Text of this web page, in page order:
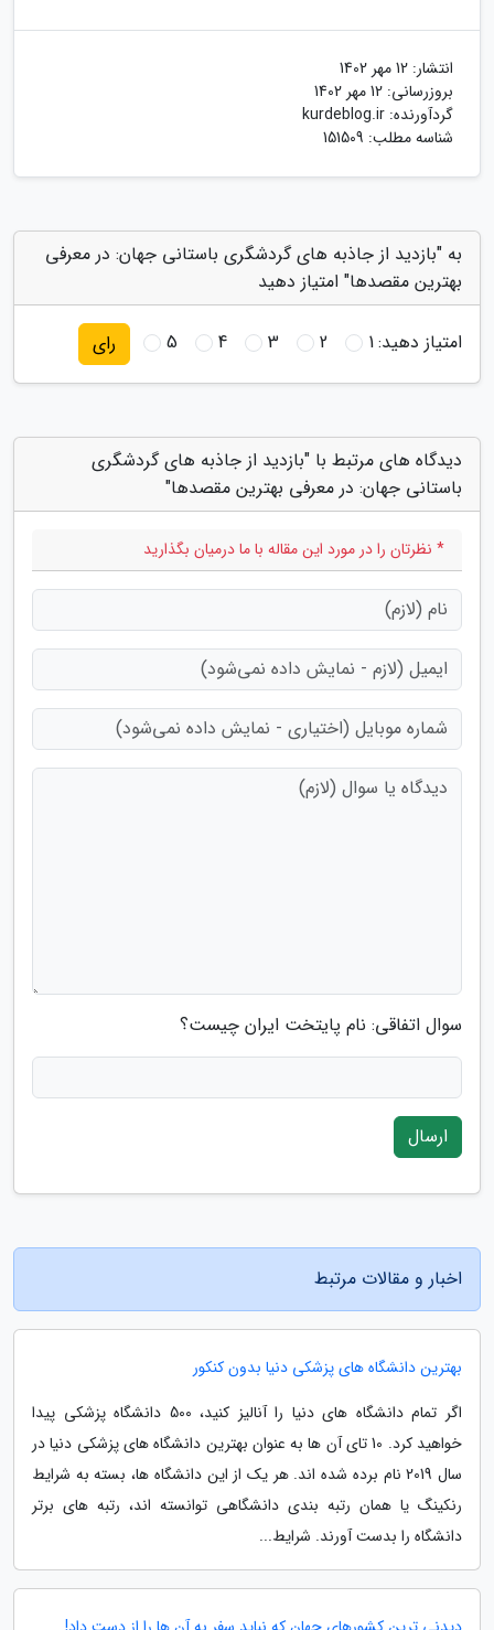
انتشار: 12 مهر 1402
بروزرسانی: 12 مهر 1402
گردآورنده: kurdeblog.ir
شناسه مطلب: 151509
به "بازدید از جاذبه های گردشگری باستانی جهان: در معرفی
بهترین مقصدها" امتیاز دهید
امتیاز دهید:1
2
3
4
5 رای
دیدگاه های مرتبط با "بازدید از جاذبه های گردشگری
باستانی جهان: در معرفی بهترین مقصدها"
* نظرتان را در مورد این مقاله با ما درمیان بگذارید
سوال اتفاقی: نام پایتخت ایران چیست؟
ارسال
اخبار و مقالات مرتبط
بهترین دانشگاه های پزشکی دنیا بدون کنکور
اگر تمام دانشگاه های دنیا را آنالیز کنید، 500 دانشگاه پزشکی پیدا
خواهید کرد. 10 تای آن ها به عنوان بهترین دانشگاه های پزشکی دنیا در
سال 2019 نام برده شده اند. هر یک از این دانشگاه ها، بسته به شرایط
رنکینگ یا همان رتبه بندی دانشگاهی توانسته اند، رتبه های برتر
دانشگاه را بدست آورند. شرایط...